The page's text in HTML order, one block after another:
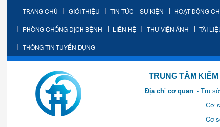
TRANG CHỦ GIỚI THIỆU TIN TỨC – SỰ KIỆN HOẠT ĐỘNG
PHÒNG CHỐNG DỊCH BỆNH LIÊN HỆ THƯ VIỆN ẢNH TÀI
THÔNG TIN TUYỂN DỤNG
TRUNG TÂM KIỂM SOÁT
Địa chỉ cơ quan: - Trụ
- Cơ sở 2: Khu Hành
- Cơ sở 3: Số 1 Ngõ 2